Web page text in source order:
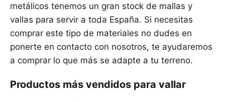
metálicos tenemos un gran stock de mallas y
vallas para servir a toda España. Si necesitas
comprar este tipo de materiales no dudes en
ponerte en contacto con nosotros, te ayudaremos
a comprar lo que más se adapte a tu terreno.
Productos más vendidos para vallar